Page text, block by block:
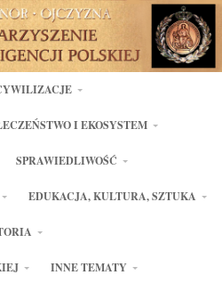
I EKOSYSTEM
SPRAWIEDLIWOŚĆ
EDUKACJA, KULTURA, SZTUKA
INNE TEMATY